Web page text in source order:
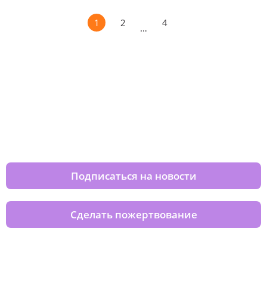
1 2 … 4
Подписаться на новости
Сделать пожертвование